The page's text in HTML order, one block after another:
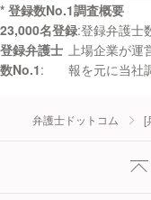
* 登録数No.1調査概要
23,000名登録 登録弁護士
登録弁護士
数No.1
上場企業が運
報を元に当社
弁護士ドットコム [